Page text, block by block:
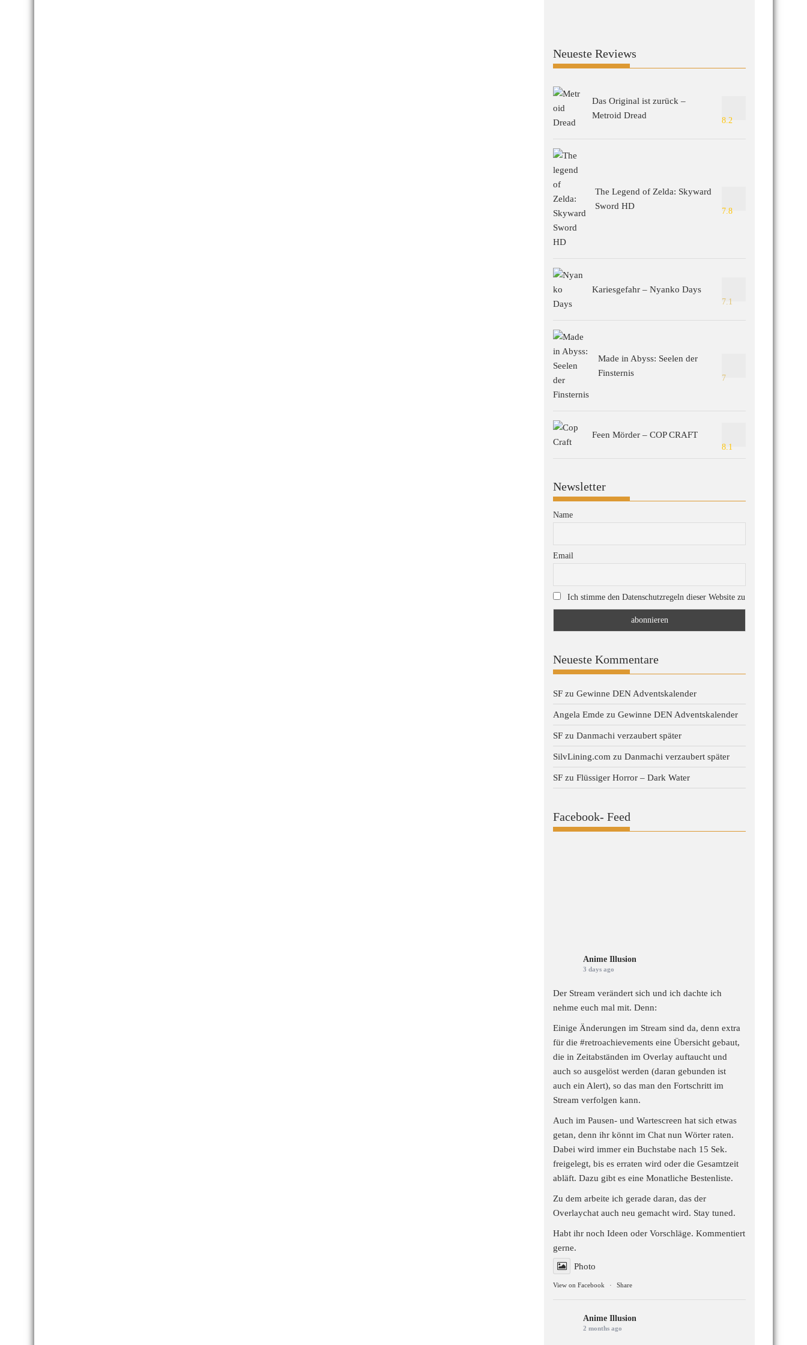
Neueste Reviews
Das Original ist zurück –
Metroid Dread
8.2
The Legend of Zelda: Skyward
Sword HD
7.8
Kariesgefahr – Nyanko Days
7.1
Made in Abyss: Seelen der
Finsternis
7
Feen Mörder – COP CRAFT
8.1
Newsletter
Name
Email
Ich stimme den Datenschutzregeln dieser Website zu
Neueste Kommentare
SF zu Gewinne DEN Adventskalender
Angela Emde zu Gewinne DEN Adventskalender
SF zu Danmachi verzaubert später
SilvLining.com zu Danmachi verzaubert später
SF zu Flüssiger Horror – Dark Water
Facebook- Feed
Anime Illusion
3 days ago
Der Stream verändert sich und ich dachte ich
nehme euch mal mit. Denn:
Einige Änderungen im Stream sind da, denn extra
für die #retroachievements eine Übersicht gebaut,
die in Zeitabständen im Overlay auftaucht und
auch so ausgelöst werden (daran gebunden ist
auch ein Alert), so das man den Fortschritt im
Stream verfolgen kann.
Auch im Pausen- und Wartescreen hat sich etwas
getan, denn ihr könnt im Chat nun Wörter raten.
Dabei wird immer ein Buchstabe nach 15 Sek.
freigelegt, bis es erraten wird oder die Gesamtzeit
abläft. Dazu gibt es eine Monatliche Bestenliste.
Zu dem arbeite ich gerade daran, das der
Overlaychat auch neu gemacht wird. Stay tuned.
Habt ihr noch Ideen oder Vorschläge. Kommentiert
gerne.
Photo
View on Facebook · Share
Anime Illusion
2 months ago